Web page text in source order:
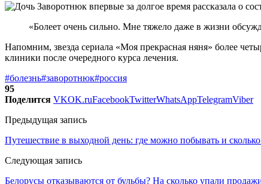
«Болеет очень сильно. Мне тяжело даже в жизни
Напомним, звезда сериала «Моя прекрасная няня» более
клиники после очередного курса лечения.
#болезнь#заворотнюк#россия
95
Поделится VKOK.ruFacebookTwitterWhatsAppTelegramViber
Предыдущая запись
Путешествие в выходной день: где можно побывать и сколько
Следующая запись
Белорусы отказываются от бульбы? На сколько упали